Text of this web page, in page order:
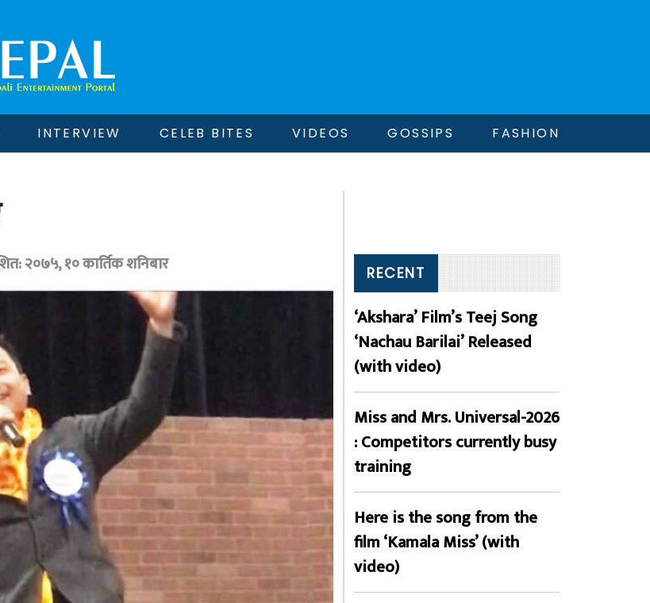
INTERVIEW CELEB BITES VIDEOS GOSSIPS FASHION
२०७५, १० कार्तिक शनिबार RECENT
‘Akshara’ Film’s Teej Song
‘Nachau Barilai’ Released
(with video)
Miss and Mrs. Universal-2026
: Competitors currently busy
training
Here is the song from the
film ‘Kamala Miss’ (with
video)